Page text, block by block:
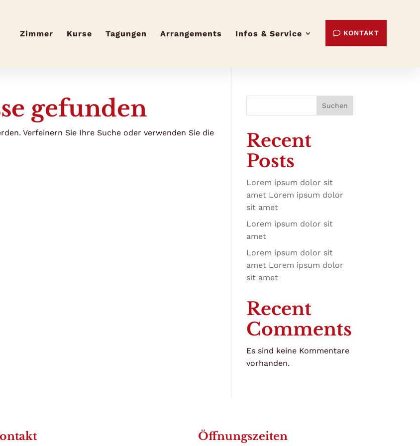
Zimmer Kurse Tagungen Arrangements Infos & Service KONTAKT
gefunden
Verfeinern Sie Ihre Suche oder verwenden Sie die
Suchen
Recent
Posts
Lorem ipsum dolor sit
amet Lorem ipsum dolor
sit amet
Lorem ipsum dolor sit
amet
Lorem ipsum dolor sit
amet Lorem ipsum dolor
sit amet
Recent
Comments
Es sind keine Kommentare
vorhanden.
Öffnungszeiten